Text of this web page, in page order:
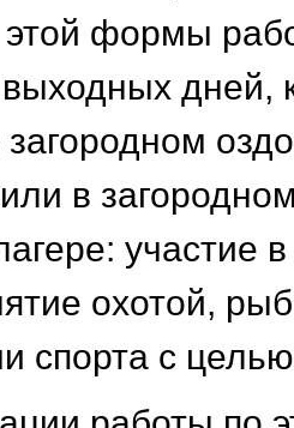
формы
дней,
загородном
в
участие
охотой,
спорта с